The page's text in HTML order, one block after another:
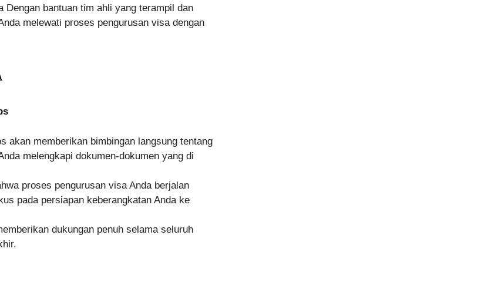
bantuan tim ahli yang terampil dan
melewati proses pengurusan visa dengan
akan memberikan bimbingan langsung tentang
melengkapi dokumen-dokumen yang di
proses pengurusan visa Anda berjalan
pada persiapan keberangkatan Anda ke
dukungan penuh selama seluruh